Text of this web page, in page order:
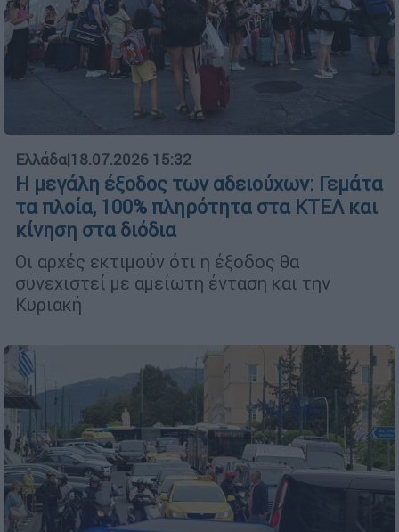
Ελλάδα|18.07.2026 15:32
Η μεγάλη έξοδος των αδειούχων: Γεμάτα
τα πλοία, 100% πληρότητα στα ΚΤΕΛ και
κίνηση στα διόδια
Οι αρχές εκτιμούν ότι η έξοδος θα
συνεχιστεί με αμείωτη ένταση και την
Κυριακή